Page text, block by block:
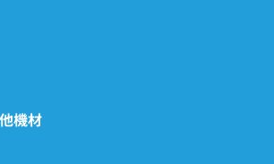
機材